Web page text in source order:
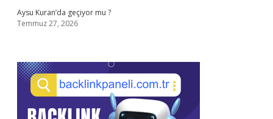
Aysu Kuran’da geçiyor mu ?
Temmuz 27, 2026